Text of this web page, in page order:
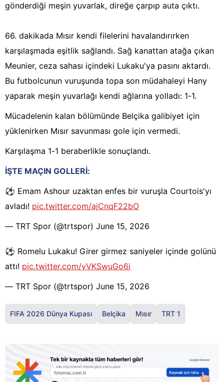
gönderdiği meşin yuvarlak, direğe çarpıp auta çıktı.
66. dakikada Mısır kendi filelerini havalandırırken
karşılaşmada eşitlik sağlandı. Sağ kanattan atağa çıkan
Meunier, ceza sahası içindeki Lukaku'ya pasını aktardı.
Bu futbolcunun vuruşunda topa son müdahaleyi Hany
yaparak meşin yuvarlağı kendi ağlarına yolladı: 1-1.
Mücadelenin kalan bölümünde Belçika galibiyet için
yüklenirken Mısır savunması gole için vermedi.
Karşılaşma 1-1 beraberlikle sonuçlandı.
İŞTE MAÇIN GOLLERİ:
⚽️ Emam Ashour uzaktan enfes bir vuruşla Courtois'yı
avladı! pic.twitter.com/ajCnqF22bO
— TRT Spor (@trtspor) June 15, 2026
⚽️ Romelu Lukaku! Girer girmez saniyeler içinde golünü
attı! pic.twitter.com/yVKSwuGo6i
— TRT Spor (@trtspor) June 15, 2026
FIFA 2026 Dünya Kupası Belçika Mısır TRT 1